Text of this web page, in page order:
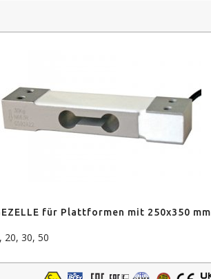
für Plattformen mit 250x350 mm
20, 30, 50